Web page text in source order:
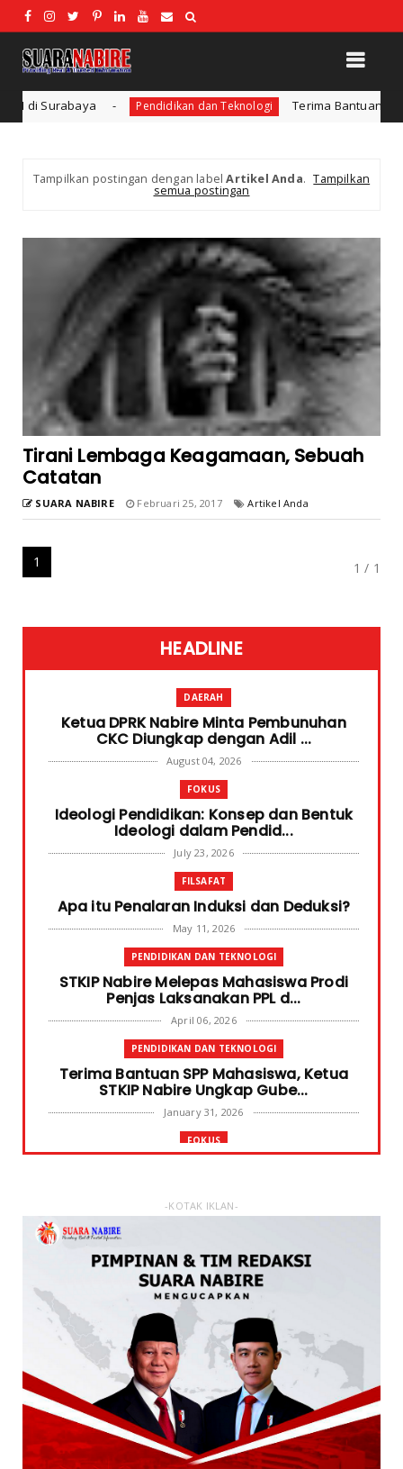
Pendidikan dan Teknologi Terima Bantuan SPP Mahasiswa,
Tampilkan postingan dengan labelArtikel Anda. Tampilkan
semua postingan
Tirani Lembaga Keagamaan, Sebuah
Catatan
SUARA NABIRE Februari 25, 2017 Artikel Anda
1 / 1
1
HEADLINE
DAERAH
Ketua DPRK Nabire Minta Pembunuhan
CKC Diungkap dengan Adil ...
August 04, 2026
FOKUS
Ideologi Pendidikan: Konsep dan Bentuk
Ideologi dalam Pendid...
July 23, 2026
FILSAFAT
Apa itu Penalaran Induksi dan Deduksi?
May 11, 2026
PENDIDIKAN DAN TEKNOLOGI
STKIP Nabire Melepas Mahasiswa Prodi
Penjas Laksanakan PPL d...
April 06, 2026
PENDIDIKAN DAN TEKNOLOGI
Terima Bantuan SPP Mahasiswa, Ketua
STKIP Nabire Ungkap Gube...
January 31, 2026
FOKUS
January 27, 2026
Data Masuk 44,16 Persen, Paslon Mesrha
Masih Unggul 63,32 Pe...
December 02, 2024
DAERAH
Paslon Wagi Unggul Sementara di Pilgub
Papua Tengah, Versi J...
December 02, 2024
NABIRE
Rayakan HUT TNI ke-79. Dandim 1705
Nabire Gandeng Pelaku UMK...
-KOTAK IKLAN-